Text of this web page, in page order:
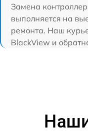
Замена
выполняется на
ремонта. Наш
BlackView и